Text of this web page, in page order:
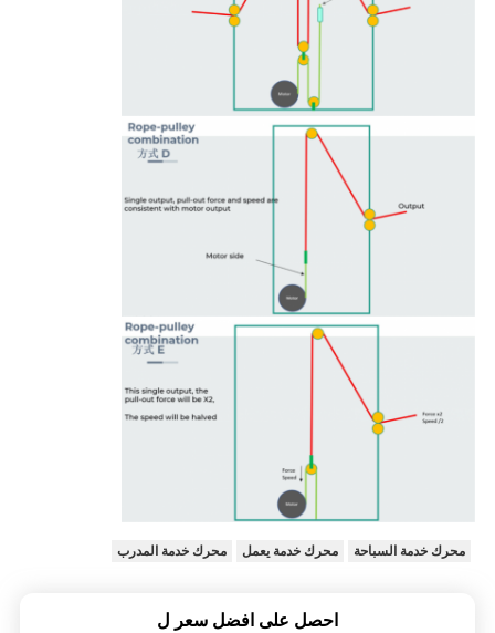
محرك خدمة السباحة محرك خدمة يعمل محرك خدمة المدرب
احصل على افضل سعر ل